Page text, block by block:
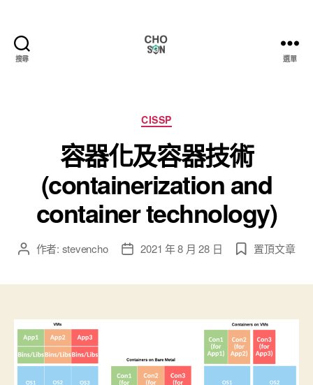
搜尋
大
小
事
選單
分
類
CISSP
容器化及容器技術
(containerization and
container technology)
文 作者: stevencho
文 2021 年 8 月 28 日 置頂文章